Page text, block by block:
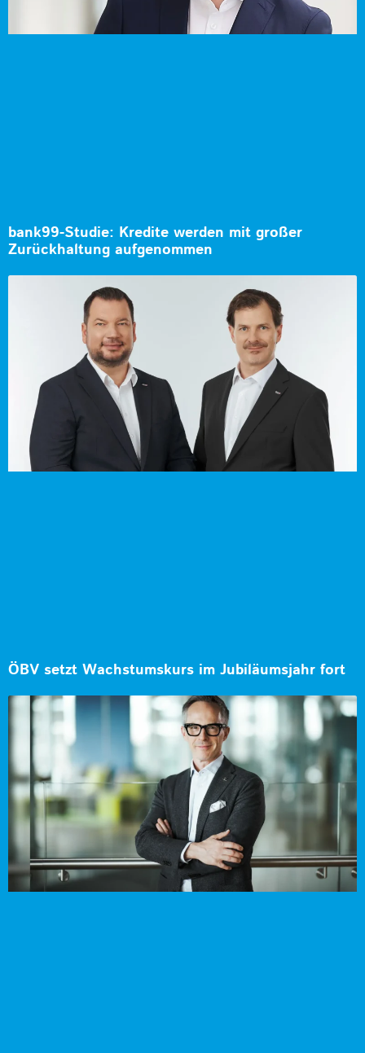
bank99-Studie: Kredite werden mit großer
Zurückhaltung aufgenommen
ÖBV setzt Wachstumskurs im Jubiläumsjahr fort